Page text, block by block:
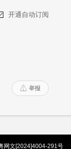
开通自动订阅
 举报
网文[2024]4004-291号